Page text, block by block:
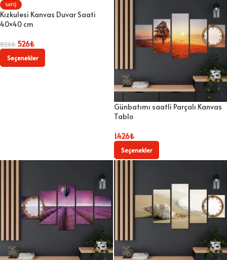
SATIŞ
Kızkulesi Kanvas Duvar Saati
40×40 cm
826₺ 526₺
Seçenekler
Günbatımı saatli Parçalı Kanvas
Tablo
1.426₺
Seçenekler